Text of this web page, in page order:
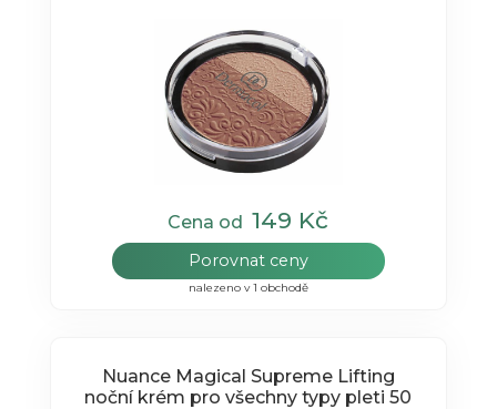
Cena od149 Kč
Porovnat ceny
nalezeno v 1 obchodě
Nuance Magical Supreme Lifting
noční krém pro všechny typy pleti 50